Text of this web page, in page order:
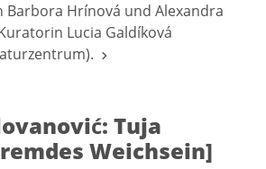
Hrínová und Alexandra
Lucia Galdíková
Tuja
Weichsein]